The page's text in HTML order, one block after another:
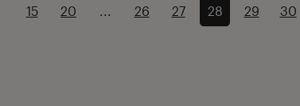
15 20 ... 26 27 28 29 30